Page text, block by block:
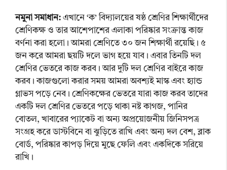
নমুনা সমাধান: এখানে ‘ক’ বিদ্যালয়ের ষষ্ঠ শ্রেণির শিক্ষার্থীদের
শ্রেণিকক্ষ ও তার আশেপাশের এলাকা পরিষ্কার সংক্রান্ত কাজ
বর্ণনা করা হলো। আমরা শ্রেণিতে ৩০ জন শিক্ষার্থী রয়েছি। ৫
জন করে আমরা ছয়টি দলে ভাগ হয়ে যাব। এবার তিনটি দল
শ্রেণির ভেতরে কাজ করব। আর দুটি দল শ্রেণির বাইরে কাজ
করব। কাজগুলো করার সময় আমরা অবশ্যই মাস্ক এবং হ্যান্ড
গ্লাভস পড়ে নেব। শ্রেণিকক্ষের ভেতরে যারা কাজ করব তাদের
একটি দল শ্রেণির ভেতরে পড়ে থাকা নষ্ট কাগজ, পানির
বোতল, খাবারের প্যাকেট বা অন্য অপ্রয়োজনীয় জিনিসপত্র
সংগ্রহ করে ডাস্টবিনে বা ঝুড়িতে রাখি এবং অন্য দল বেশ, ব্লাক
বোর্ড, পরিষ্কার কাপড় দিয়ে মুছে ফেলি এবং একদিকে সরিয়ে
রাখি।